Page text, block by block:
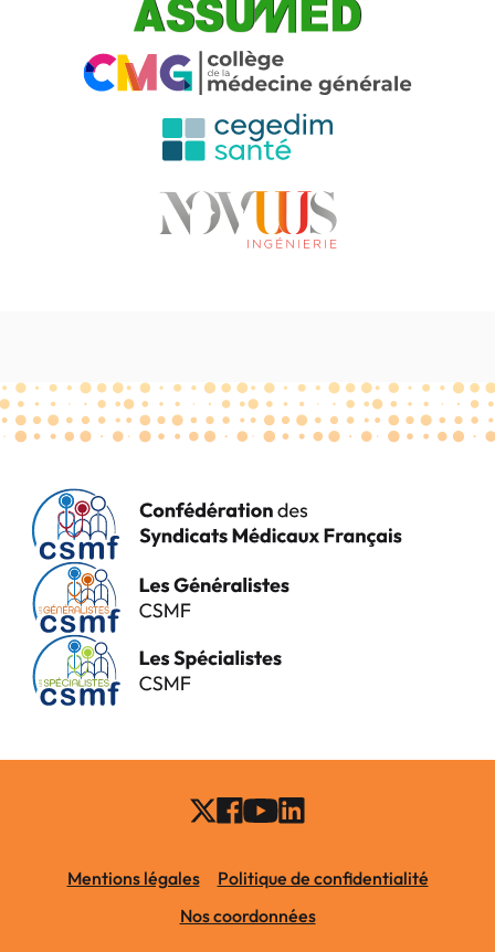
Mentions légales
Politique de confidentialité
Nos coordonnées